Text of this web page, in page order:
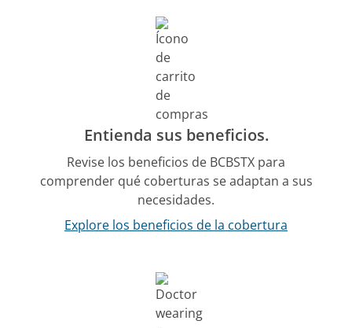
Entienda sus beneficios.
Revise los beneficios de BCBSTX para
comprender qué coberturas se adaptan a sus
necesidades.
Explore los beneficios de la cobertura